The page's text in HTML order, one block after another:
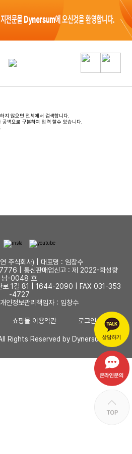
지 않으면 전체에서 검색합니다.
백으로 구분하여 입력 할수 있습니다.
주식회사) | 대표명 : 임창수
| 통신판매업신고 : 제 2022-화성향
남-0048 호
1길 81 |
1644-2090 | FAX 031-353
-4727
인정보관리책임자 : 임창수
쇼핑몰 이용약관 로그인
Rights Reserved by Dynersum